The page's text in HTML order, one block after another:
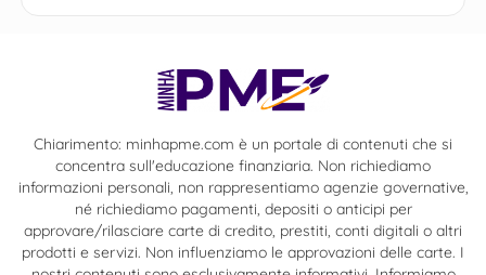
Chiarimento: minhapme.com è un portale di contenuti che si
concentra sull'educazione finanziaria. Non richiediamo
informazioni personali, non rappresentiamo agenzie governative,
né richiediamo pagamenti, depositi o anticipi per
approvare/rilasciare carte di credito, prestiti, conti digitali o altri
prodotti e servizi. Non influenziamo le approvazioni delle carte. I